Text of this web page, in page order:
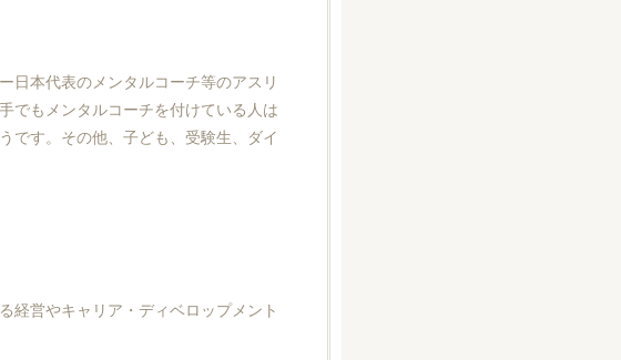
日本代表のメンタルコーチ等のアスリ
でもメンタルコーチを付けている人は
です。その他、子ども、受験生、ダイ
経営やキャリア・ディベロップメント